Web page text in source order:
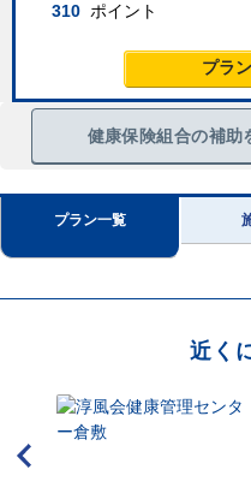
310 ポイント
プラ
健康保険組合の補助
プラン一覧
近く